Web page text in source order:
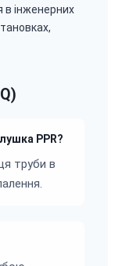
в інженерних
PPR?
труби в